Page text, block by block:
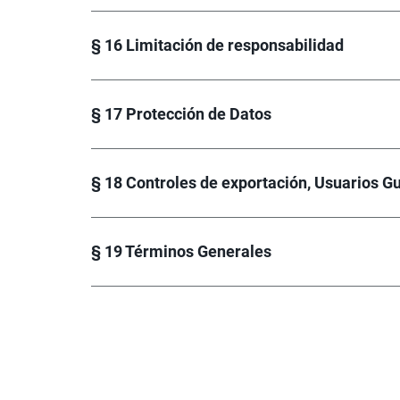
§ 16 Limitación de responsabilidad
§ 17 Protección de Datos
§ 18 Controles de exportación, Usuarios
§ 19 Términos Generales